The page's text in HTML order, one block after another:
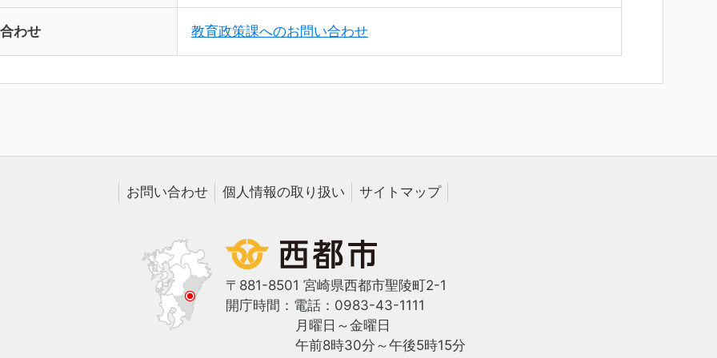
わせ 教育政策課へのお問い合わせ
お問い合わせ 個人情報の取り扱い サイトマップ
〒881-8501 宮崎県西都市聖陵町2-1
電話：0983-43-1111
開庁時間：
月曜日～金曜日
午前8時30分～午後5時15分